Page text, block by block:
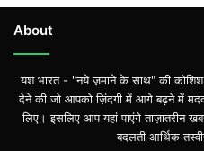
About
यश भारत - "नये ज़माने के साथ" की
देने की जो आपको ज़िंदगी में आगे बढ़ने में
लिए। इसलिए आप यहां पाएंगे ताज़ातरीन
बदलती आर्थिक